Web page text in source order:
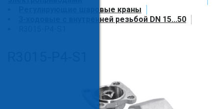
Регулирующие шаровые краны
3-ходовые с внутренней резьбой DN 15...50